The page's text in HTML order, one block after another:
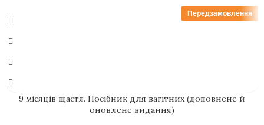
Передзамовлення
9 місяців щастя. Посібник для вагітних (доповнене й
оновлене видання)